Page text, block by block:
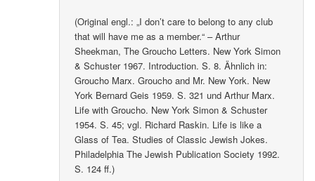
(Original engl.: „I don’t care to belong to any club
that will have me as a member.“ – Arthur
Sheekman, The Groucho Letters. New York Simon
& Schuster 1967. Introduction. S. 8. Ähnlich in:
Groucho Marx. Groucho and Mr. New York. New
York Bernard Geis 1959. S. 321 und Arthur Marx.
Life with Groucho. New York Simon & Schuster
1954. S. 45; vgl. Richard Raskin. Life is like a
Glass of Tea. Studies of Classic Jewish Jokes.
Philadelphia The Jewish Publication Society 1992.
S. 124 ff.)